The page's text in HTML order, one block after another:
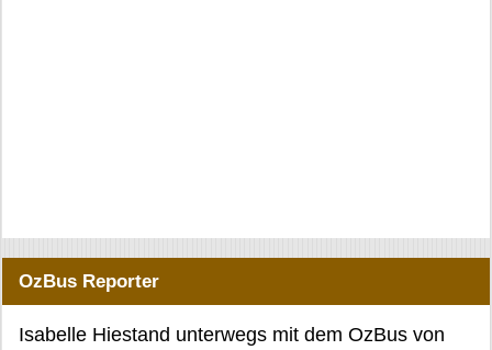
OzBus Reporter
Isabelle Hiestand unterwegs mit dem OzBus von